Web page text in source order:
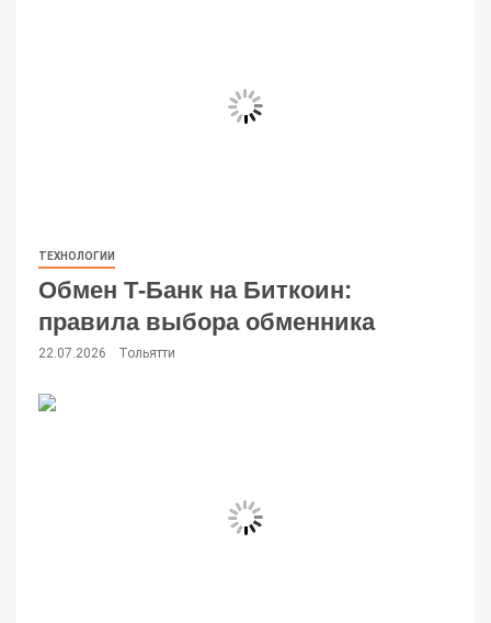
ТЕХНОЛОГИИ
Обмен Т-Банк на Биткоин:
правила выбора обменника
22.07.2026 Тольятти